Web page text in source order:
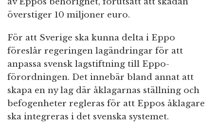
överstiger 10 miljoner euro.
För att Sverige ska kunna delta i Eppo
föreslår regeringen lagändringar för att
anpassa svensk lagstiftning till Eppo-
förordningen. Det innebär bland annat att
skapa en ny lag där åklagarnas ställning och
befogenheter regleras för att Eppos åklagare
ska integreras i det svenska systemet.